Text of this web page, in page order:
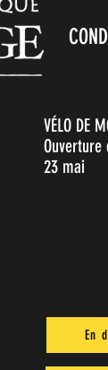
VÉLO DE
Ouverture
23 mai
En